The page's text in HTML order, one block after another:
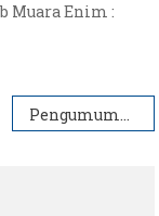
Muara Enim :
Pengumuman Pelepasan dan Wisuda Angkatan III Kelas IX SMP Negeri 7 Muara Enim